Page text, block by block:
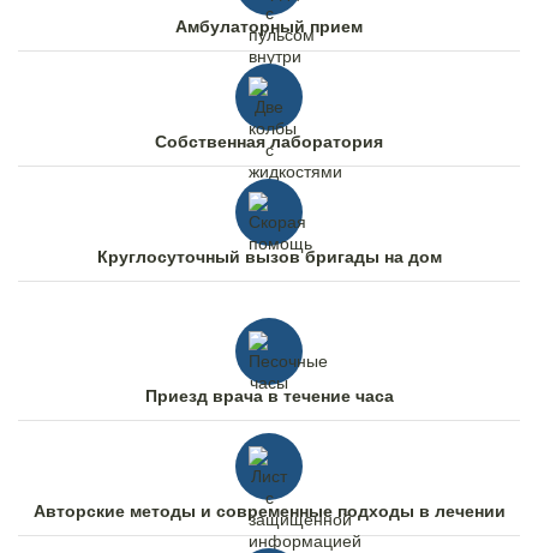
Амбулаторный прием
Собственная лаборатория
Круглосуточный вызов бригады на дом
Приезд врача в течение часа
Авторские методы и современные подходы в лечении